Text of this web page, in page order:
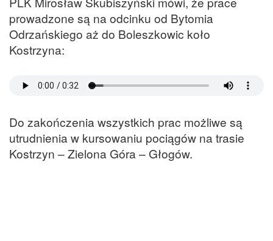
prowadzone są na odcinku od Bytomia
Odrzańskiego aż do Boleszkowic koło
Kostrzyna:
Do zakończenia wszystkich prac możliwe są
utrudnienia w kursowaniu pociągów na trasie
Kostrzyn – Zielona Góra – Głogów.